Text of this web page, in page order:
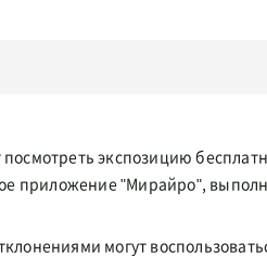
экспозицию
приложение "Мирайро",
могут